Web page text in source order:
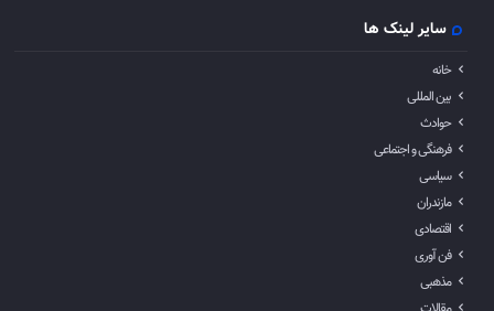
سایر لینک ها
خانه
بین المللی
حوادث
فرهنگی و اجتماعی
سیاسی
مازندران
اقتصادی
فن آوری
مذهبی